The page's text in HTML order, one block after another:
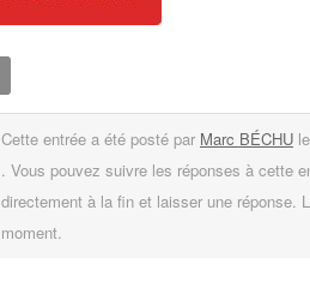
Cette entrée a été posté par Marc BÉCHU
. Vous pouvez suivre les réponses à cette
directement à la fin et laisser une réponse.
moment.